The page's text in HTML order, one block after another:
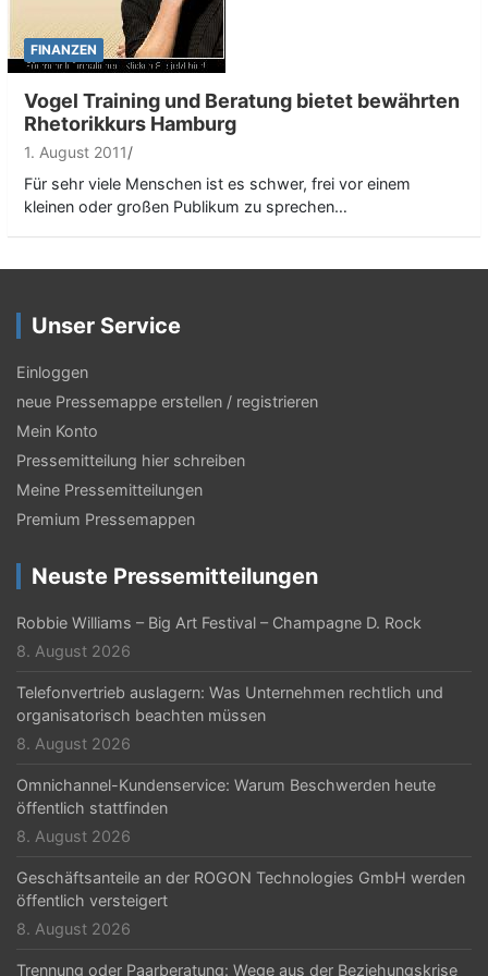
FINANZEN
Vogel Training und Beratung bietet bewährten
Rhetorikkurs Hamburg
1. August 2011
Für sehr viele Menschen ist es schwer, frei vor einem
kleinen oder großen Publikum zu sprechen…
Unser Service
Einloggen
neue Pressemappe erstellen / registrieren
Mein Konto
Pressemitteilung hier schreiben
Meine Pressemitteilungen
Premium Pressemappen
Neuste Pressemitteilungen
Robbie Williams – Big Art Festival – Champagne D. Rock
8. August 2026
Telefonvertrieb auslagern: Was Unternehmen rechtlich und
organisatorisch beachten müssen
8. August 2026
Omnichannel-Kundenservice: Warum Beschwerden heute
öffentlich stattfinden
8. August 2026
Geschäftsanteile an der ROGON Technologies GmbH werden
öffentlich versteigert
8. August 2026
Trennung oder Paarberatung: Wege aus der Beziehungskrise